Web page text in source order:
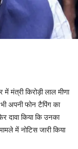
किरोड़ी लाल मीणा
अपनी फोन टैपिंग का
किया कि उनका
में नोटिस जारी किया